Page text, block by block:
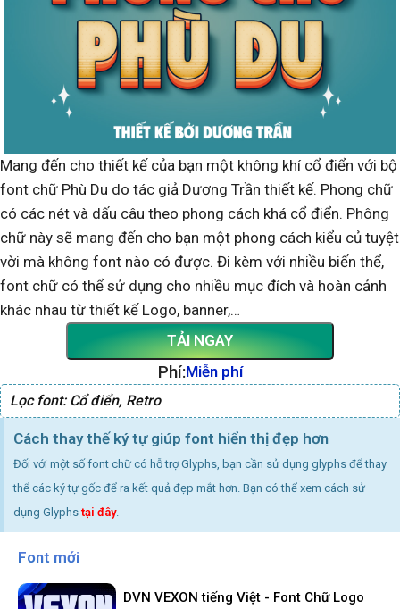
Mang đến cho thiết kế của bạn một không khí cổ điển với bộ
font chữ Phù Du do tác giả Dương Trần thiết kế. Phong chữ
có các nét và dấu câu theo phong cách khá cổ điển. Phông
chữ này sẽ mang đến cho bạn một phong cách kiểu củ tuyệt
vời mà không font nào có được. Đi kèm với nhiều biến thể,
font chữ có thể sử dụng cho nhiều mục đích và hoàn cảnh
khác nhau từ thiết kế Logo, banner,…
TẢI NGAY
Phí:Miễn phí
Lọc font: Cổ điển, Retro
Cách thay thế ký tự giúp font hiển thị đẹp hơn
Đối với một số font chữ có hỗ trợ Glyphs, bạn cần sử dụng glyphs để thay
thể các ký tự gốc để ra kết quả đẹp mắt hơn. Bạn có thể xem cách sử
dụng Glyphs tại đây.
Font mới
DVN VEXON tiếng Việt - Font Chữ Logo